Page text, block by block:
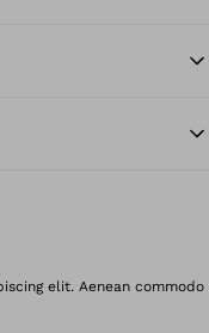
elit. Aenean commodo